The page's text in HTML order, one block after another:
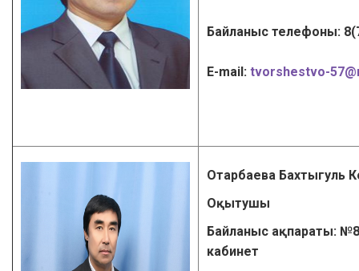
Байланыс телефоны:
Е-mail: tvorshestvo-
Отарбаева Бахтыгуль
Оқытушы
Байланыс ақпараты:
кабинет